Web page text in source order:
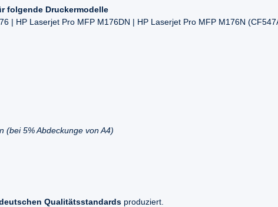
folgende Druckermodelle
| HP Laserjet Pro MFP M176DN | HP Laserjet Pro MFP M176N
(bei 5% Abdeckunge von A4)
Qualitätsstandards produziert.